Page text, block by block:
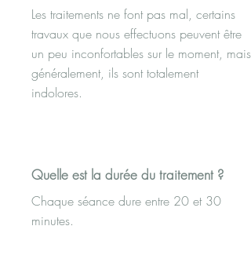
Les traitements ne font pas mal, certains
travaux que nous effectuons peuvent être
un peu inconfortables sur le moment, mais
généralement, ils sont totalement
indolores.
Quelle est la durée du traitement ?
Chaque séance dure entre 20 et 30
minutes.